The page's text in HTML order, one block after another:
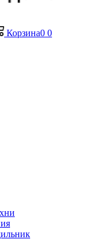
Корзина0 0